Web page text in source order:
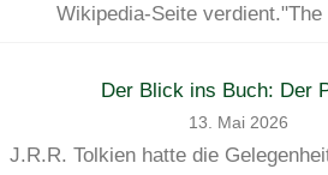
Wikipedia-Seite
Der Blick ins Buch: Der
13. Mai 2026
J.R.R. Tolkien hatte die